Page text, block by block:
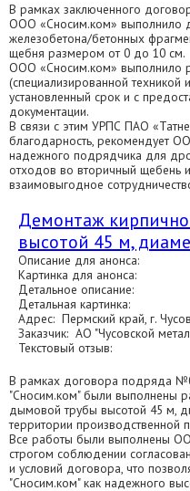
В рамках заключенного
ООО «Сносим.ком» выполнило
железобетона/бетонных
щебня размером от 0 до 10 см.
ООО «Сносим.ком» выполнило
(специализированной техникой
установленный срок и с
документации.
В связи с этим УРПС ПАО
благодарность, рекомендует
надежного подрядчика для
отходов во вторичный щебень
взаимовыгодное
Демонтаж
высотой 45 м,
Описание для анонса:
Картинка для анонса:
Детальное описание:
Детальная картинка:
Адрес: Пермский край, г.
Заказчик: АО "Чусовской
Текстовый отзыв:
В рамках договора подряда
"Сносим.ком" были выполнены
дымовой трубы высотой 45 м,
территории производственной
Все работы были выполнены
строгом соблюдении
и условий договора, что
"Сносим.ком" как надежного